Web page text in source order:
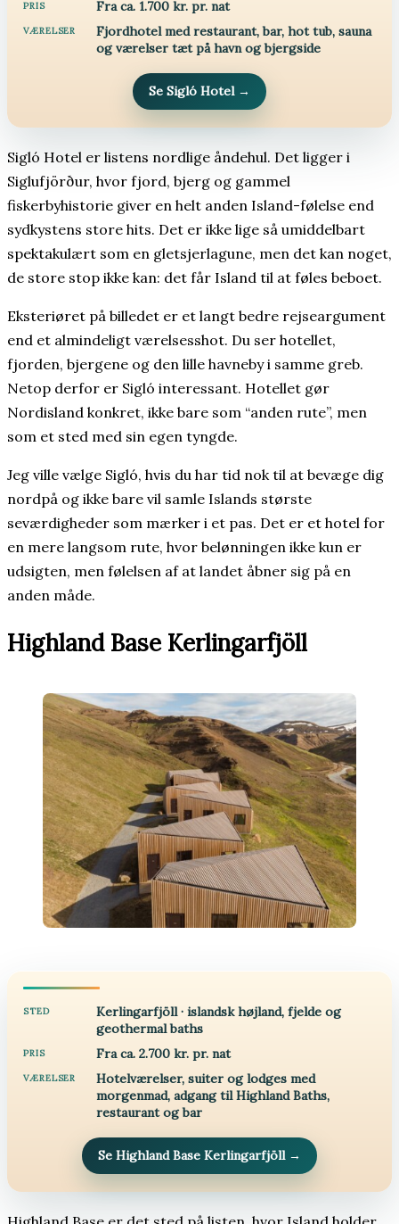
PRIS Fra ca. 1.700 kr. pr. nat
VÆRELSER
Fjordhotel med restaurant, bar, hot tub, sauna
og værelser tæt på havn og bjergside
Se Sigló Hotel →
Sigló Hotel er listens nordlige åndehul. Det ligger i
Siglufjörður, hvor fjord, bjerg og gammel
fiskerbyhistorie giver en helt anden Island-følelse end
sydkystens store hits. Det er ikke lige så umiddelbart
spektakulært som en gletsjerlagune, men det kan noget,
de store stop ikke kan: det får Island til at føles beboet.
Eksteriøret på billedet er et langt bedre rejseargument
end et almindeligt værelsesshot. Du ser hotellet,
fjorden, bjergene og den lille havneby i samme greb.
Netop derfor er Sigló interessant. Hotellet gør
Nordisland konkret, ikke bare som “anden rute”, men
som et sted med sin egen tyngde.
Jeg ville vælge Sigló, hvis du har tid nok til at bevæge dig
nordpå og ikke bare vil samle Islands største
seværdigheder som mærker i et pas. Det er et hotel for
en mere langsom rute, hvor belønningen ikke kun er
udsigten, men følelsen af at landet åbner sig på en
anden måde.
Highland Base Kerlingarfjöll
STED
Kerlingarfjöll · islandsk højland, fjelde og
geothermal baths
PRIS Fra ca. 2.700 kr. pr. nat
VÆRELSER
Hotelværelser, suiter og lodges med
morgenmad, adgang til Highland Baths,
restaurant og bar
Se Highland Base Kerlingarfjöll →